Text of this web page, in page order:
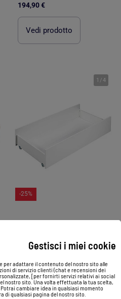
Gestisci i miei cookie
per adattare il contenuto del nostro sito alle
di servizio clienti (chat e recensioni dei
[per fornirti servizi relativi ai social
nostro sito. Una volta effettuata la tua scelta,
cambiare idea in qualsiasi momento
di qualsiasi pagina del nostro sito.
194,90 €
Vedi prodotto
1 /4
-25%
110,00 €
82,50 €
Vedi prodotto